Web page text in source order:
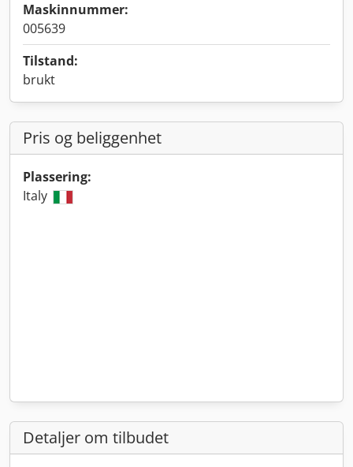
Maskinnummer:
005639
Tilstand:
brukt
Pris og beliggenhet
Plassering:
Italy
Detaljer om tilbudet